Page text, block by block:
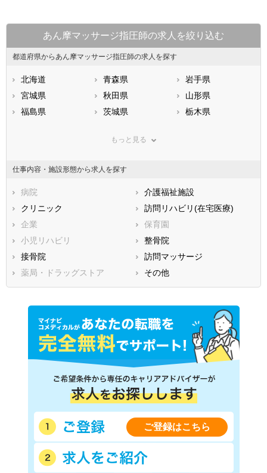
あん摩マッサージ指圧師の求人を絞り込む
都道府県からあん摩マッサージ指圧師の求人を探す
北海道 青森県
岩手県
宮城県
秋田県
山形県
福島県
茨城県
栃木県
神奈川県
石川県
福井県
静岡県
三重県
滋賀県
大阪府
兵庫県
鳥取県
広島県
徳島県
香川県
愛媛県
福岡県
佐賀県
長崎県
熊本県
大分県
宮崎県
鹿児島県
沖縄県
もっと見る
仕事内容・施設形態から求人を探す
病院
介護福祉施設
クリニック
訪問リハビリ(在宅医療)
企業
保育園
小児リハビリ
整骨院
接骨院
訪問マッサージ
薬局・ドラッグストア
その他
ご登録はこちら